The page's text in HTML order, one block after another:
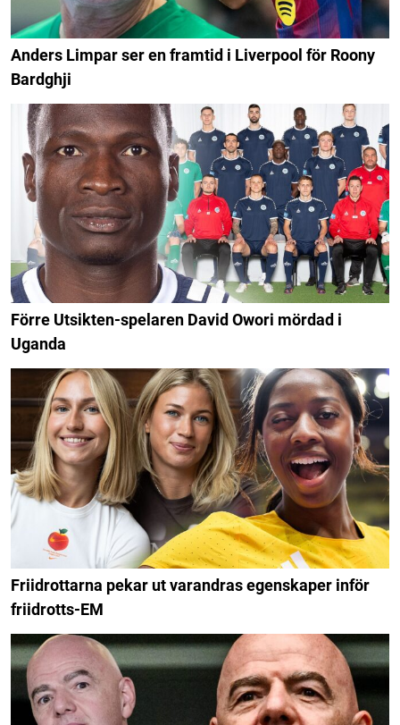
Anders Limpar ser en framtid i Liverpool för Roony
Bardghji
Förre Utsikten-spelaren David Owori mördad i
Uganda
Friidrottarna pekar ut varandras egenskaper inför
friidrotts-EM